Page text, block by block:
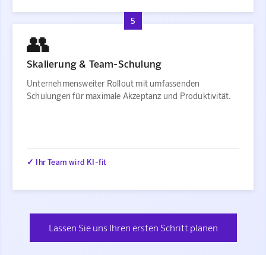
5
👥
Skalierung & Team-Schulung
Unternehmensweiter Rollout mit umfassenden
Schulungen für maximale Akzeptanz und Produktivität.
✓ Ihr Team wird KI-fit
Lassen Sie uns Ihren ersten Schritt planen